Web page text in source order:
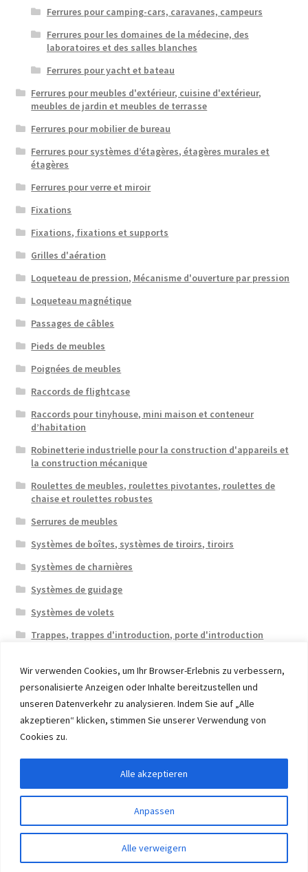
Wir verwenden Cookies, um Ihr Browser-Erlebnis zu verbessern,
personalisierte Anzeigen oder Inhalte bereitzustellen und
unseren Datenverkehr zu analysieren. Indem Sie auf „Alle
akzeptieren“ klicken, stimmen Sie unserer Verwendung von
Cookies zu.
Anpassen
Alle verweigern
Alle akzeptieren
Ferrures pour camping-cars, caravanes, campeurs
Ferrures pour les domaines de la médecine, des
laboratoires et des salles blanches
Ferrures pour yacht et bateau
Ferrures pour meubles d'extérieur, cuisine d'extérieur,
meubles de jardin et meubles de terrasse
Ferrures pour mobilier de bureau
Ferrures pour systèmes d’étagères, étagères murales et
étagères
Ferrures pour verre et miroir
Fixations
Fixations, fixations et supports
Grilles d'aération
Loqueteau de pression, Mécanisme d'ouverture par pression
Loqueteau magnétique
Passages de câbles
Pieds de meubles
Poignées de meubles
Raccords de flightcase
Raccords pour tinyhouse, mini maison et conteneur
d’habitation
Robinetterie industrielle pour la construction d'appareils et
la construction mécanique
Roulettes de meubles, roulettes pivotantes, roulettes de
chaise et roulettes robustes
Serrures de meubles
Systèmes de boîtes, systèmes de tiroirs, tiroirs
Systèmes de charnières
Systèmes de guidage
Systèmes de volets
Trappes, trappes d'introduction, porte d'introduction
© 2026 Eruon Trade UG, Germany, member of the ERUON
Recherche
Recherche